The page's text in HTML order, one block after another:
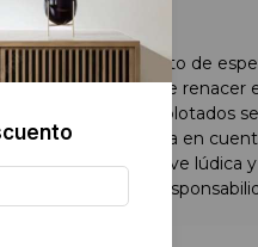
y también un gesto de
cómo la vida puede renacer
donde animales explotados
el bosque, inspirada en
la narrativa se vuelve
sobre nuestra